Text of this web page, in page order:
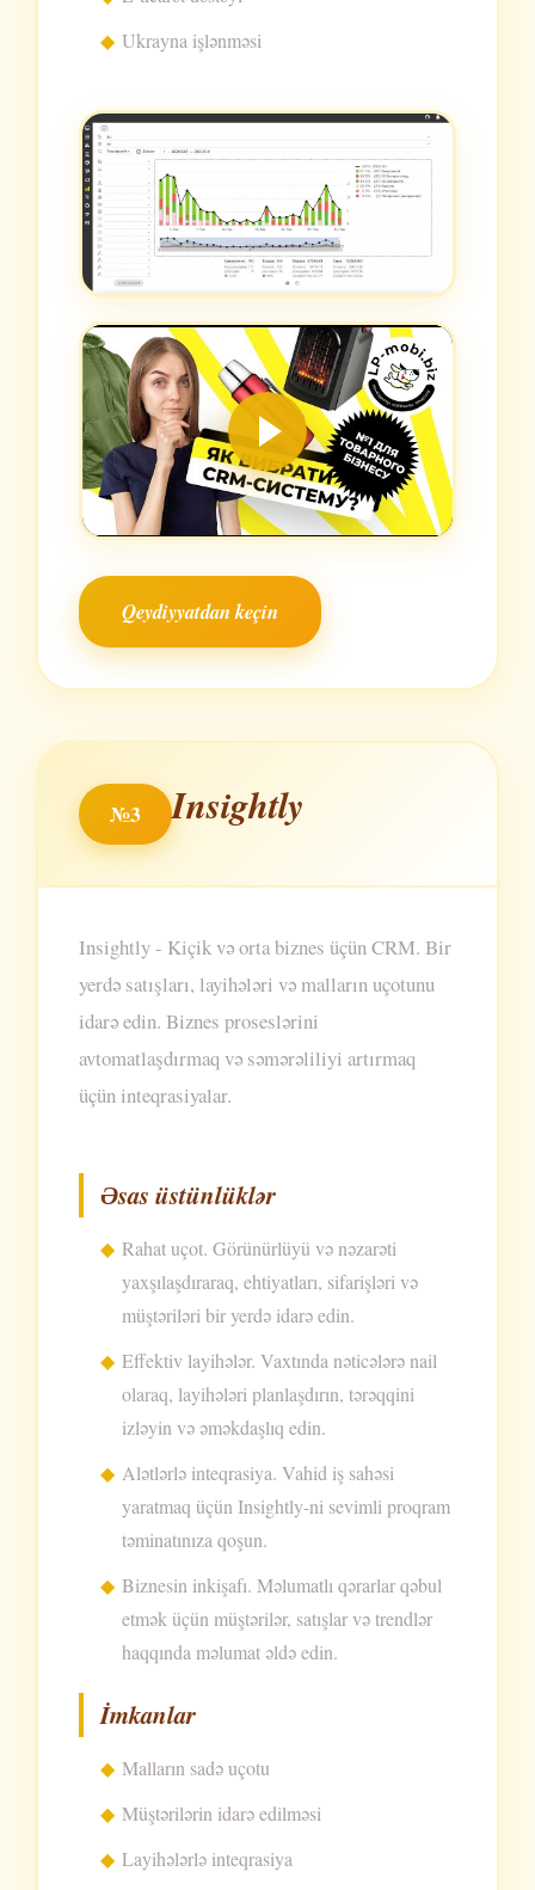
Ukrayna işlənməsi
Qeydiyyatdan keçin
№3 Insightly
Insightly - Kiçik və orta biznes üçün CRM. Bir
yerdə satışları, layihələri və malların uçotunu
idarə edin. Biznes proseslərini
avtomatlaşdırmaq və səmərəliliyi artırmaq
üçün inteqrasiyalar.
Əsas üstünlüklər
Rahat uçot. Görünürlüyü və nəzarəti
yaxşılaşdıraraq, ehtiyatları, sifarişləri və
müştəriləri bir yerdə idarə edin.
Effektiv layihələr. Vaxtında nəticələrə nail
olaraq, layihələri planlaşdırın, tərəqqini
izləyin və əməkdaşlıq edin.
Alətlərlə inteqrasiya. Vahid iş sahəsi
yaratmaq üçün Insightly-ni sevimli proqram
təminatınıza qoşun.
Biznesin inkişafı. Məlumatlı qərarlar qəbul
etmək üçün müştərilər, satışlar və trendlər
haqqında məlumat əldə edin.
İmkanlar
Malların sadə uçotu
Müştərilərin idarə edilməsi
Layihələrlə inteqrasiya